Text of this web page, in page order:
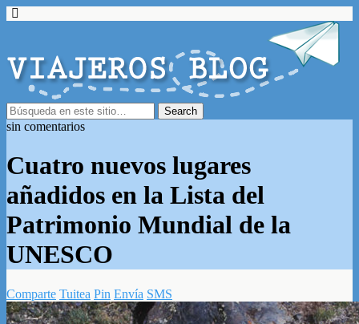
sin comentarios
Cuatro nuevos lugares
añadidos en la Lista del
Patrimonio Mundial de la
UNESCO
Comparte Tuitea Pin Envía SMS